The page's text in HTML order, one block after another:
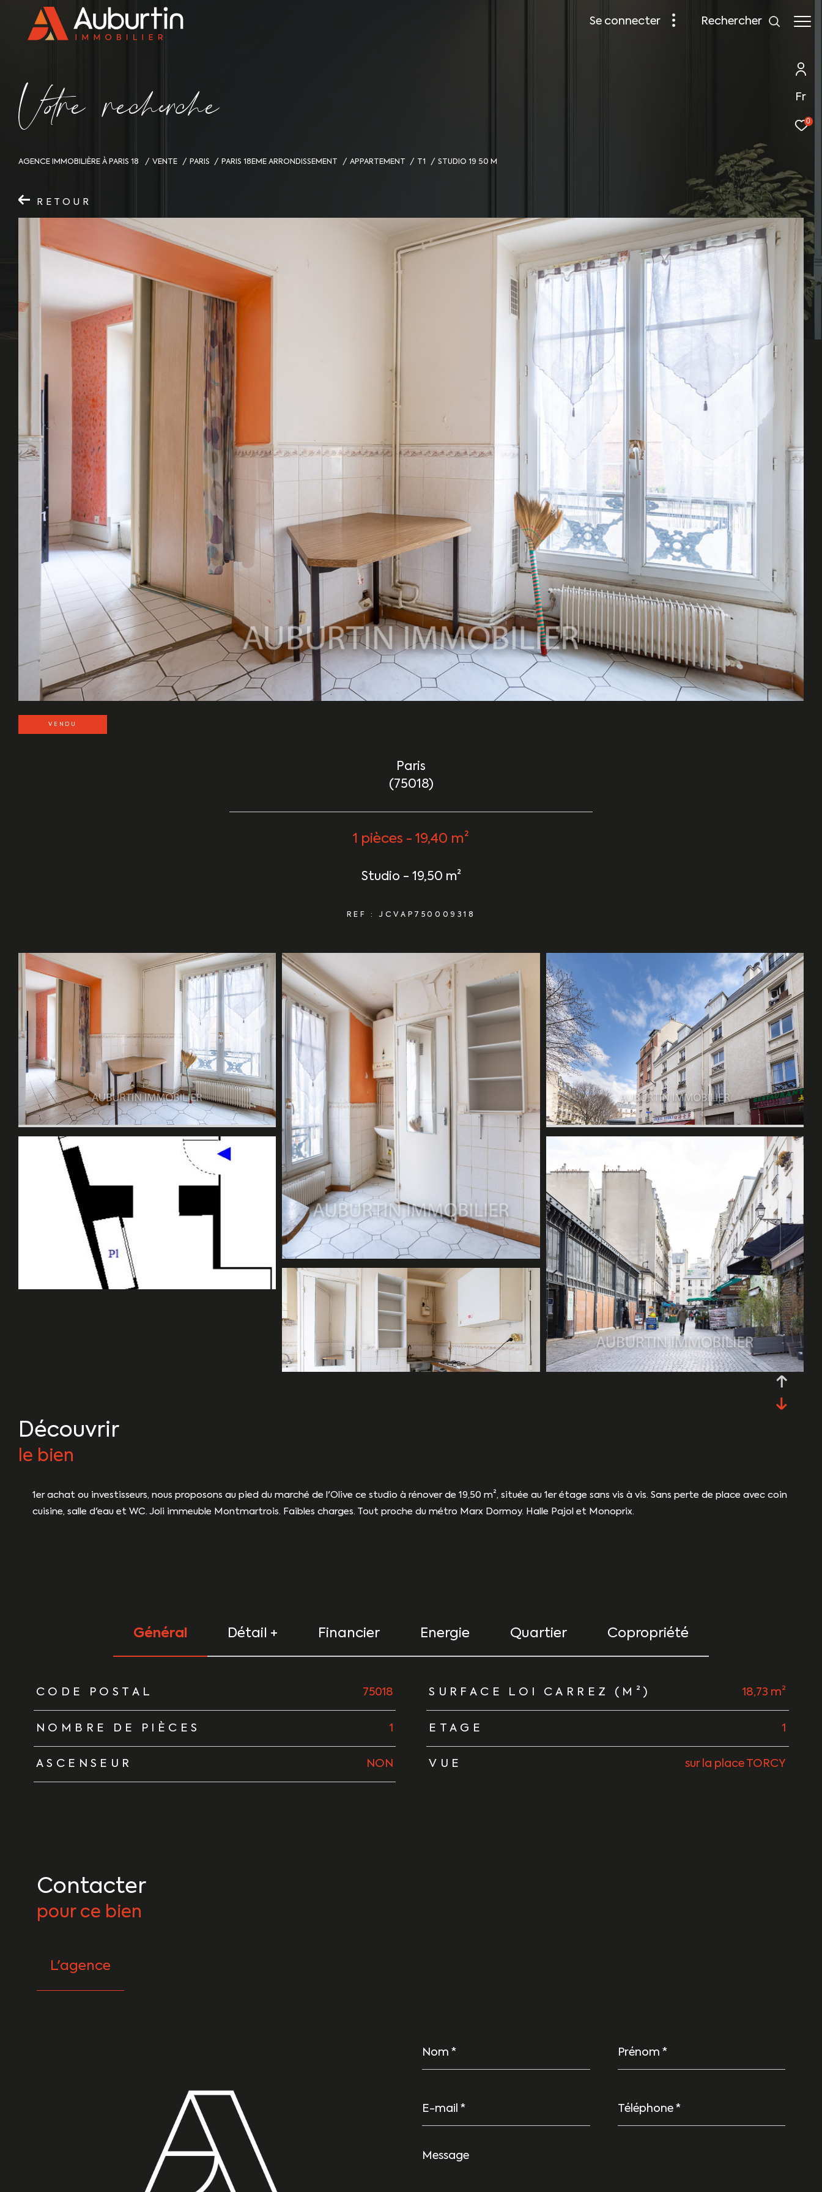
Fr
0
se connecter rechercher
Vore recece
AGENCE IMMOBILIÈRE À PARIS 18 VENTE PARIS PARIS 18EME ARRONDISSEMENT APPARTEMENT T1 STUDIO 19 50 M
RETOUR
VENDU
Paris
(75018)
1 pièces - 19,40 m²
Studio - 19,50 m²
REF : JCVAP750009318
découvrir
le bien
1er achat ou investisseurs, nous proposons au pied du marché de l'Olive ce studio à rénover de 19,50 m², située au 1er étage sans vis à vis. Sans perte de place avec coin
cuisine, salle d'eau et WC. Joli immeuble Montmartrois. Faibles charges. Tout proche du métro Marx Dormoy. Halle Pajol et Monoprix.
Général Détail + Financier Energie Quartier Copropriété
TRAD_ZEPHYR_Caracteristique
CODE POSTAL 75018 SURFACE LOI CARREZ (M²) 18,73 m²
NOMBRE DE PIÈCES 1 ETAGE 1
ASCENSEUR NON VUE sur la place TORCY
Contacter
pour ce bien
L'agence
*
*
mail
*
Message
*